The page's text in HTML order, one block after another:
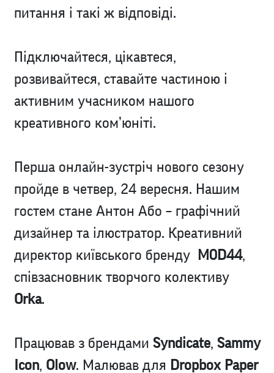
питання і такі ж відповіді.
Підключайтеся, цікавтеся,
розвивайтеся, ставайте частиною і
активним учасником нашого
креативного ком’юніті.
Перша онлайн-зустріч нового сезону
пройде в четвер, 24 вересня. Нашим
гостем стане Антон Або – графічний
дизайнер та ілюстратор. Креативний
директор київського бренду
M0D44,
співзасновник творчого колективу
Orka.
Працював з брендами Syndicate, Sammy
Icon, Olow. Малював для Dropbox Paper